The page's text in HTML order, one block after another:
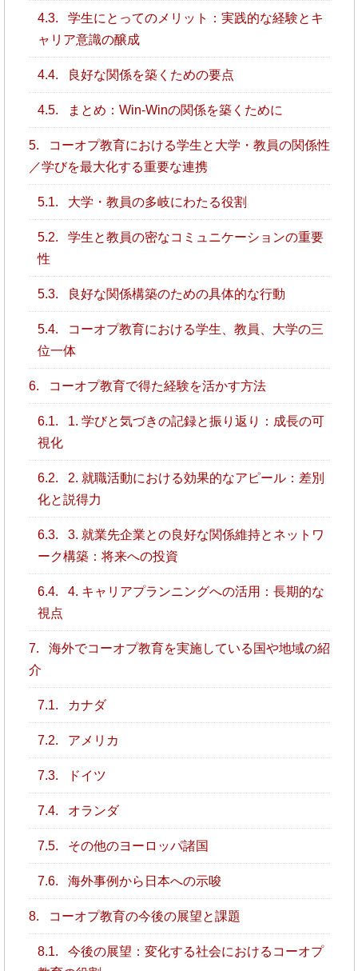
4.3.
学生にとってのメリット：実践的な経験とキ
ャリア意識の醸成
4.4. 良好な関係を築くための要点
4.5. まとめ：Win-Winの関係を築くために
5.
コーオプ教育における学生と大学・教員の関係性
／学びを最大化する重要な連携
5.1. 大学・教員の多岐にわたる役割
5.2.
学生と教員の密なコミュニケーションの重要
性
5.3. 良好な関係構築のための具体的な行動
5.4.
コーオプ教育における学生、教員、大学の三
位一体
6. コーオプ教育で得た経験を活かす方法
6.1.
1. 学びと気づきの記録と振り返り：成長の可
視化
6.2.
2. 就職活動における効果的なアピール：差別
化と説得力
6.3.
3. 就業先企業との良好な関係維持とネットワ
ーク構築：将来への投資
6.4.
4. キャリアプランニングへの活用：長期的な
視点
7.
海外でコーオプ教育を実施している国や地域の紹
介
7.1. カナダ
7.2. アメリカ
7.3. ドイツ
7.4. オランダ
7.5. その他のヨーロッパ諸国
7.6. 海外事例から日本への示唆
8. コーオプ教育の今後の展望と課題
8.1.
今後の展望：変化する社会におけるコーオプ